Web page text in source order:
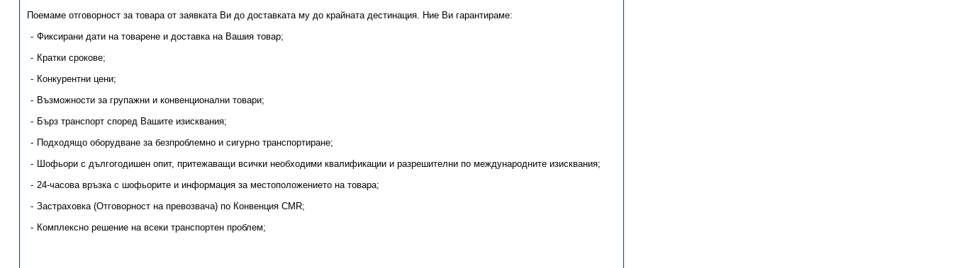
Поемаме отговорност за товара от заявката Ви до доставката му до крайната дестинация. Ние Ви гарантираме:
Фиксирани дати на товарене и доставка на Вашия товар;
Кратки срокове;
Конкурентни цени;
Възможности за групажни и конвенционални товари;
Бърз транспорт според Вашите изисквания;
Подходящо оборудване за безпроблемно и сигурно транспортиране;
Шофьори с дългогодишен опит, притежаващи всички необходими квалификации и разрешителни по международните изисквания;
24-часова връзка с шофьорите и информация за местоположението на товaра;
Застраховка (Отговорност на превозвача) по Конвенция CMR;
Комплексно решение на всеки транспортен проблем;